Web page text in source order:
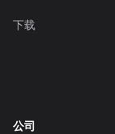
下载
公司